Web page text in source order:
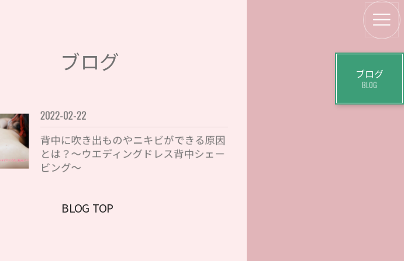
ブログ
2022-02-22
背中に吹き出ものやニキビができる原因
とは？〜ウエディングドレス背中シェー
ビング〜
BLOG TOP
ブログ
BLOG